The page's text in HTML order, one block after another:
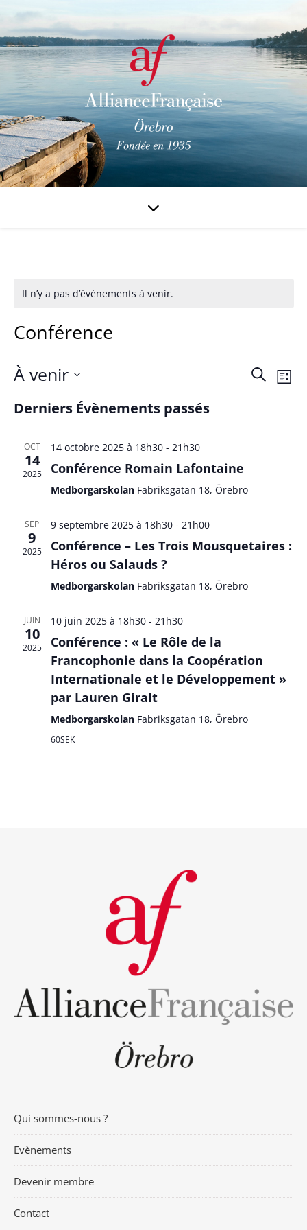
Il n’y a pas d’évènements à venir.
Conférence
Liste
À venir
une
Derniers Évènements passés
OCT
14
2025
14 octobre 2025 à 18h30- 21h30
Conférence Romain Lafontaine
Medborgarskolan Fabriksgatan 18, Örebro
SEP
9
2025
9 septembre 2025 à 18h30- 21h00
Conférence – Les Trois Mousquetaires :
Héros ou Salauds ?
Medborgarskolan Fabriksgatan 18, Örebro
JUIN
10
2025
10 juin 2025 à 18h30- 21h30
Conférence : « Le Rôle de la
Francophonie dans la Coopération
Internationale et le Développement »
par Lauren Giralt
Medborgarskolan Fabriksgatan 18, Örebro
60SEK
Qui sommes-nous ?
Evènements
Devenir membre
Contact